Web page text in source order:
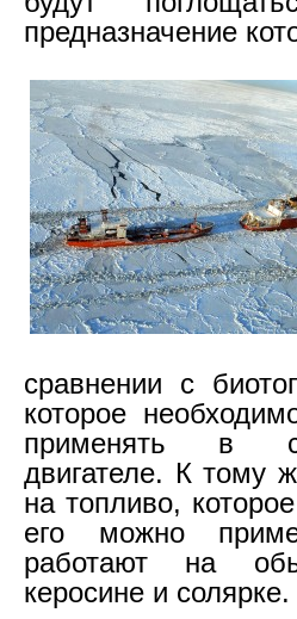
предназначение
сравнении с
которое
применять в
двигателе. К тому
на топливо,
его можно
работают на
керосине и солярке.